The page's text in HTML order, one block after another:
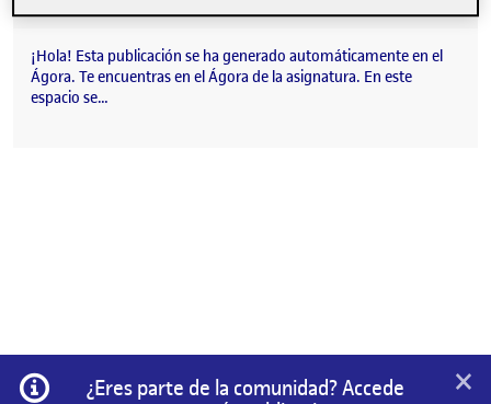
¡Hola! Esta publicación se ha generado automáticamente en el
Ágora. Te encuentras en el Ágora de la asignatura. En este
espacio se…
Información
¿Eres parte de la comunidad? Accede
×